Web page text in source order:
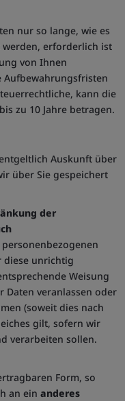
nur so lange, wie es
erforderlich ist
von Ihnen
Aufbewahrungsfristen
kann die
zu 10 Jahre betragen.
Auskunft über
über Sie gespeichert
der
diese unrichtig
Weisung
Daten veranlassen oder
(soweit dies nach
gilt, sofern wir
verarbeiten sollen.
Form, so
an ein anderes
verwendet, um
Interessen der Website-
erstellen, um relevante und
Google-Werbung
verwendet, um
Interessen der Website-
zu erstellen, um relevante und
Interessen der Website-
erstellen, um relevante und
schützt vor Missbrauch
Websites.
werden von Google gesetzt,
Dienste zur Verfügung zu
und Schutz vor Angriffen
mit SID).
wiederkehrenden Benutzers
Die ID wird für gezielte
Dienste zur Verfügung zu